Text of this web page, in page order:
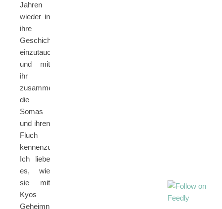
Jahren
wieder in
ihre
Geschichte
einzutauchen
und mit
ihr
zusammen
die
Somas
und ihren
Fluch
kennenzulernen.
Ich liebe
es, wie
sie mit
Kyos
Geheimnis